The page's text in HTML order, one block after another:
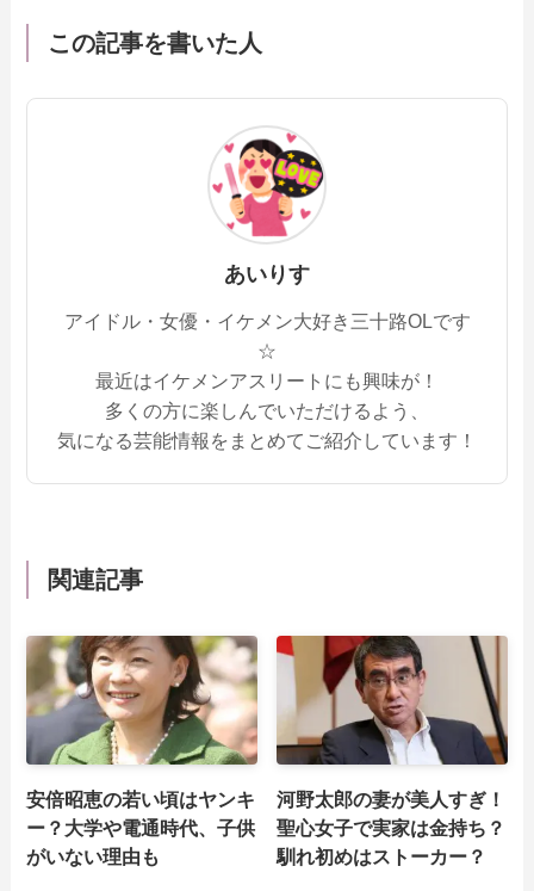
この記事を書いた人
あいりす
アイドル・女優・イケメン大好き三十路OLです
☆
最近はイケメンアスリートにも興味が！
多くの方に楽しんでいただけるよう、
気になる芸能情報をまとめてご紹介しています！
関連記事
安倍昭恵の若い頃はヤンキ
ー？大学や電通時代、子供
がいない理由も
河野太郎の妻が美人すぎ！
聖心女子で実家は金持ち？
馴れ初めはストーカー？